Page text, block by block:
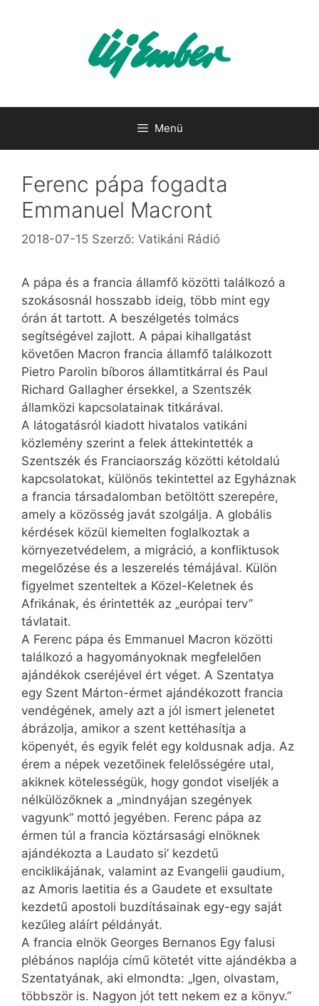
Menü
Ferenc pápa fogadta
Emmanuel Macront
2018-07-15 Szerző: Vatikáni Rádió
A pápa és a francia államfő közötti találkozó a
szokásosnál hosszabb ideig, több mint egy
órán át tartott. A beszélgetés tolmács
segítségével zajlott. A pápai kihallgatást
követően Macron francia államfő találkozott
Pietro Parolin bíboros államtitkárral és Paul
Richard Gallagher érsekkel, a Szentszék
államközi kapcsolatainak titkárával.
A látogatásról kiadott hivatalos vatikáni
közlemény szerint a felek áttekintették a
Szentszék és Franciaország közötti kétoldalú
kapcsolatokat, különös tekintettel az Egyháznak
a francia társadalomban betöltött szerepére,
amely a közösség javát szolgálja. A globális
kérdések közül kiemelten foglalkoztak a
környezetvédelem, a migráció, a konfliktusok
megelőzése és a leszerelés témájával. Külön
figyelmet szenteltek a Közel-Keletnek és
Afrikának, és érintették az „európai terv”
távlatait.
A Ferenc pápa és Emmanuel Macron közötti
találkozó a hagyományoknak megfelelően
ajándékok cseréjével ért véget. A Szentatya
egy Szent Márton-érmet ajándékozott francia
vendégének, amely azt a jól ismert jelenetet
ábrázolja, amikor a szent kettéhasítja a
köpenyét, és egyik felét egy koldusnak adja. Az
érem a népek vezetőinek felelősségére utal,
akiknek kötelességük, hogy gondot viseljék a
nélkülözőknek a „mindnyájan szegények
vagyunk” mottó jegyében. Ferenc pápa az
érmen túl a francia köztársasági elnöknek
ajándékozta a Laudato si’ kezdetű
enciklikájának, valamint az Evangelii gaudium,
az Amoris laetitia és a Gaudete et exsultate
kezdetű apostoli buzdításainak egy-egy saját
kezűleg aláírt példányát.
A francia elnök Georges Bernanos Egy falusi
plébános naplója című kötetét vitte ajándékba a
Szentatyának, aki elmondta: „Igen, olvastam,
többször is. Nagyon jót tett nekem ez a könyv.”